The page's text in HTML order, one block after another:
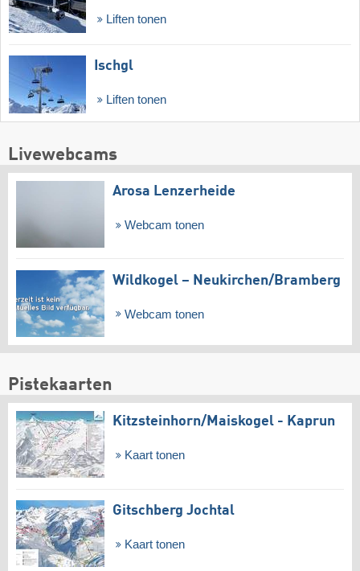
Liften tonen
Ischgl
Liften tonen
Livewebcams
Arosa Lenzerheide
Webcam tonen
Wildkogel – Neukirchen/​Bramberg
Webcam tonen
Pistekaarten
Kitzsteinhorn/​Maiskogel - Kaprun
Kaart tonen
Gitschberg Jochtal
Kaart tonen